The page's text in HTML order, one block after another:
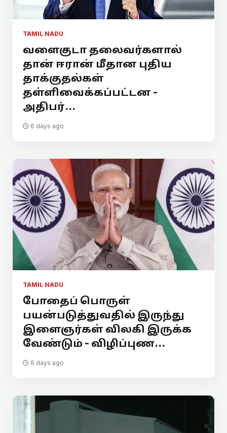
TAMIL NADU
வளைகுடா தலைவர்களால்
தான் ஈரான் மீதான புதிய
தாக்குதல்கள்
தள்ளிவைக்கப்பட்டன -
அதிபர்...
6 days ago
TAMIL NADU
போதைப் பொருள்
பயன்படுத்துவதில் இருந்து
இளைஞர்கள் விலகி இருக்க
வேண்டும் - விழிப்புண...
6 days ago